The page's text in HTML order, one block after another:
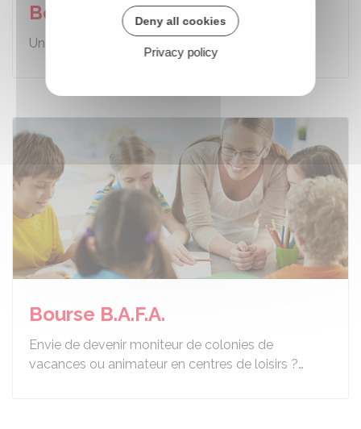
Bourse PERMIS
Un coup de pouce pour démarrer...
Bourse B.A.F.A.
Envie de devenir moniteur de colonies de
vacances ou animateur en centres de loisirs ?…
Deny all cookies
Privacy policy